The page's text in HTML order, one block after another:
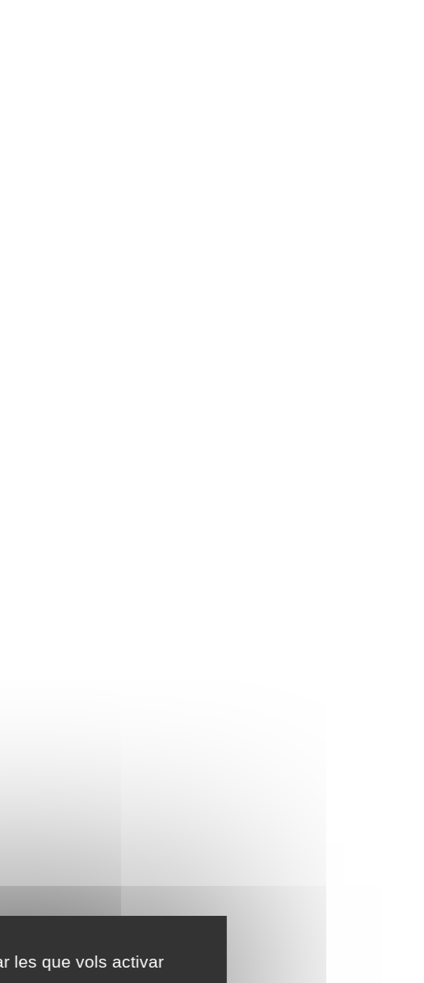
les que vols activar